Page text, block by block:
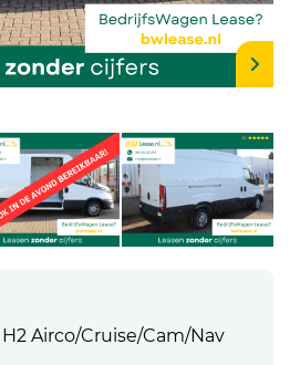
H2 Airco/Cruise/Cam/Nav